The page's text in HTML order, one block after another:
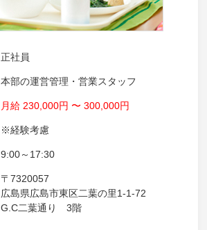
正社員
本部の運営管理・営業スタッフ
月給 230,000円 〜 300,000円
※経験考慮
9:00～17:30
〒7320057
広島県広島市東区二葉の里1-1-72
G.C二葉通り 3階